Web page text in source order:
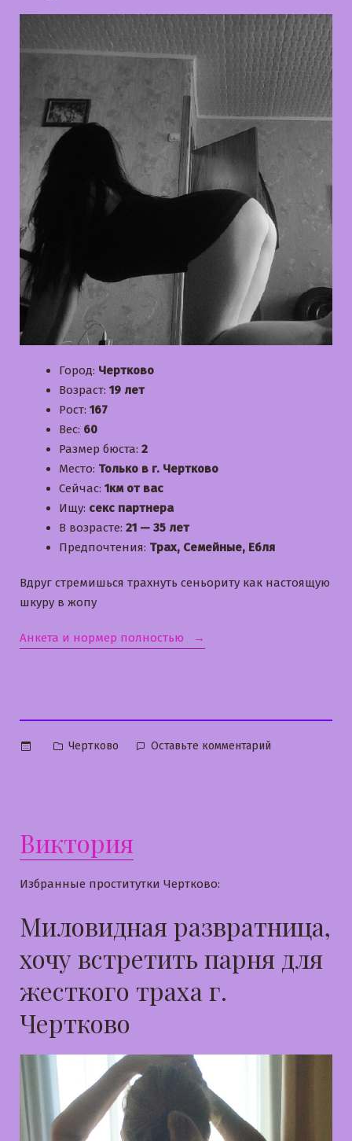
Город: Чертково
Возраст: 19 лет
Рост: 167
Вес: 60
Размер бюста: 2
Место: Только в г. Чертково
Сейчас: 1км от вас
Ищу: секс партнера
В возрасте: 21 — 35 лет
Предпочтения: Трах, Семейные, Ебля
Вдруг стремишься трахнуть сеньориту как настоящую
шкуру в жопу
Анкета и нормер полностью «Маша»
Опубликовано
Чертково Оставьте комментарий
Виктория
Избранные проститутки Чертково:
Миловидная развратница,
хочу встретить парня для
жесткого траха г.
Чертково